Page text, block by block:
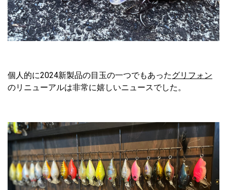
個人的に2024新製品の目玉の一つでもあったグリフォン
のリニューアルは非常に嬉しいニュースでした。